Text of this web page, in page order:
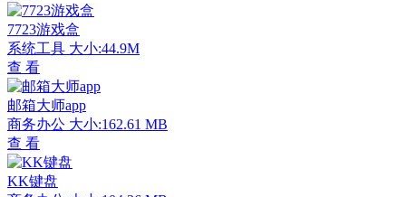
7723游戏盒
系统工具 大小:44.9M
查 看
邮箱大师app
商务办公 大小:162.61 MB
查 看
KK键盘